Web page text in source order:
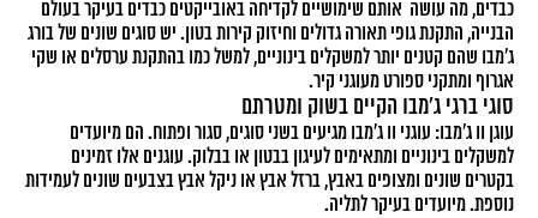
כבדים, מה עושה אותם שימושיים לקדיחה באובייקטים כבדים בעיקר בעולם
הבנייה, התקנת גופי תאורה גדולים וחיזוק קירות בטון. יש סוגים שונים של בורג
ג'מבו שהם קטנים יותר למשקלים בינוניים, למשל כמו בהתקנת ערסלים או שקי
אגרוף ומתקני ספורט מעוגני קיר.
סוגי ברגי ג'מבו הקיים בשוק ומטרתם
עוגן וו ג'מבו: עוגני וו ג'מבו מגיעים בשני סוגים, סגור ופתוח. הם מיועדים
למשקלים בינוניים ומתאימים לעיגון בבטון או בבלוק. עוגנים אלו זמינים
בקטרים שונים ומצופים באבץ, ברזל אבץ או ניקל אבץ בצבעים שונים לעמידות
נוספת. מיועדים בעיקר לתליה.